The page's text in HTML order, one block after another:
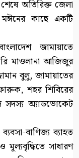
অতিরিক্ত জেলা
কাছে একটি
জামায়াতে
মাওলানা আজিজুর
বুলু, জামায়াতের
শহর শিবিরের
সদস্য অ্যাডভোকেট
বাণিজ্য ব্যাহত
সাধারণ